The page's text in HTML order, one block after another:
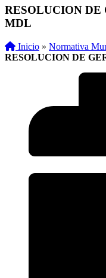
RESOLUCION DE
MDL
Inicio » Normativa
RESOLUCION DE